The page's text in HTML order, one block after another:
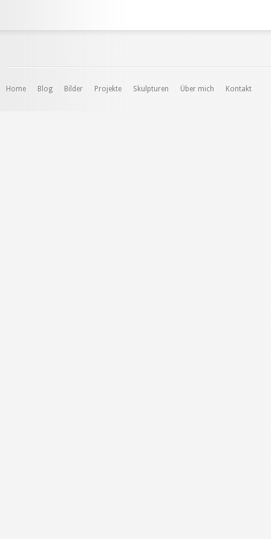
Home Blog Bilder Projekte Skulpturen Über mich Kontakt